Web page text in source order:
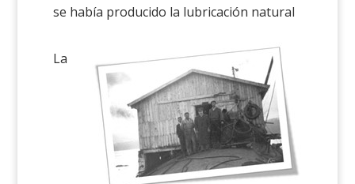
se había producido la lubricación natural
La